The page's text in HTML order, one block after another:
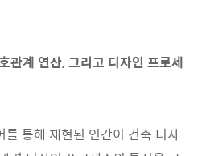
관계 연산, 그리고 디자인 프로세
통해 재현된 인간이 건축 디자